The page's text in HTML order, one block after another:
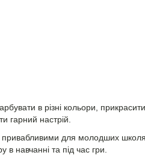
в різні кольори,
гарний настрій.
для молодших
в навчанні та під час гри.